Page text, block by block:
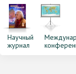
Научный
журнал